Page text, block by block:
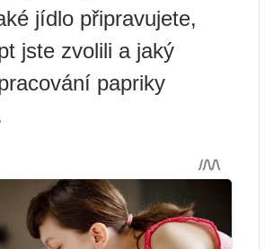
jídlo připravujete,
jste zvolili a jaký
papriky